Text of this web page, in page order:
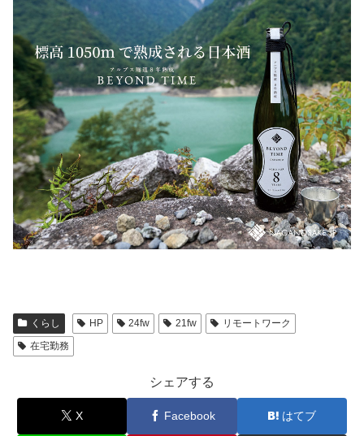
くらし HP 24fw 21fw
リモートワーク
在宅勤務
シェアする
X Facebook はてブ